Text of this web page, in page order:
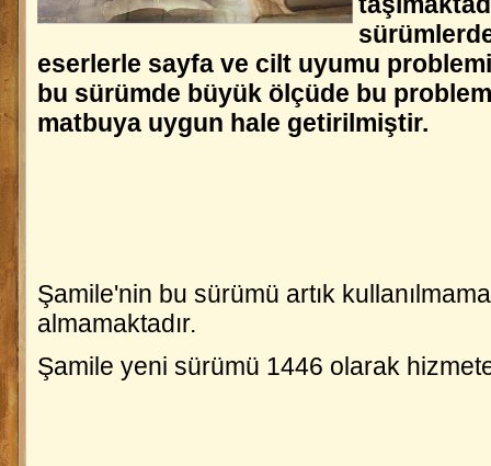
eserlerle sayfa ve cilt uyumu
bu sürümde büyük ölçüde bu
matbuya uygun hale getirilmiştir.
Şamile'nin bu sürümü artık
almamaktadır.
Şamile yeni sürümü 1446 olarak